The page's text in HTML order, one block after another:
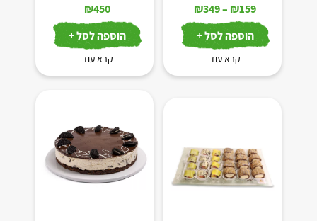
₪450
הוספה לסל +
קרא עוד
₪159
–
₪349 טווח
מחירים:
עד
הוספה לסל +
קרא עוד